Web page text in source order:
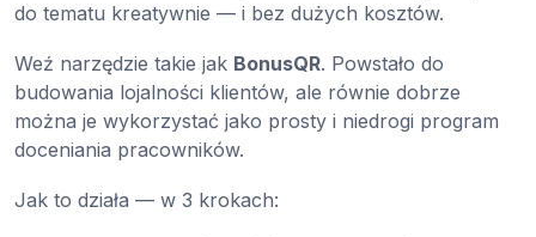
do tematu kreatywnie — i bez dużych kosztów.
Weź narzędzie takie jak BonusQR. Powstało do
budowania lojalności klientów, ale równie dobrze
można je wykorzystać jako prosty i niedrogi program
doceniania pracowników.
Jak to działa — w 3 krokach: